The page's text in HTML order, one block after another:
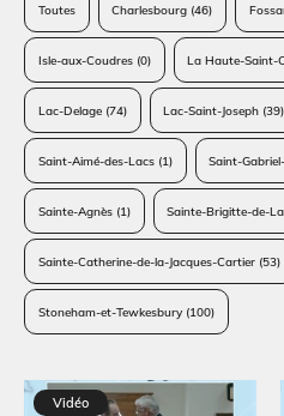
Toutes Charlesbourg (46)
Isle-aux-Coudres(0) La Haute-Saint-
Lac-Delage(74) Lac-Saint-Joseph (39)
Saint-Aimé-des-Lacs(1) Saint-
Sainte-Agnès(1) Sainte-Brigitte-de-
Sainte-Catherine-de-la-Jacques-Cartier(53)
Stoneham-et-Tewkesbury(100)
Vidéo